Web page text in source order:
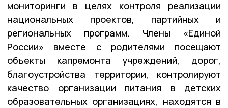
мониторинги в целях контроля реализации
национальных проектов, партийных и
региональных программ. Члены «Единой
России» вместе с родителями посещают
объекты капремонта учреждений, дорог,
благоустройства территории, контролируют
качество организации питания в детских
образовательных организациях, находятся в